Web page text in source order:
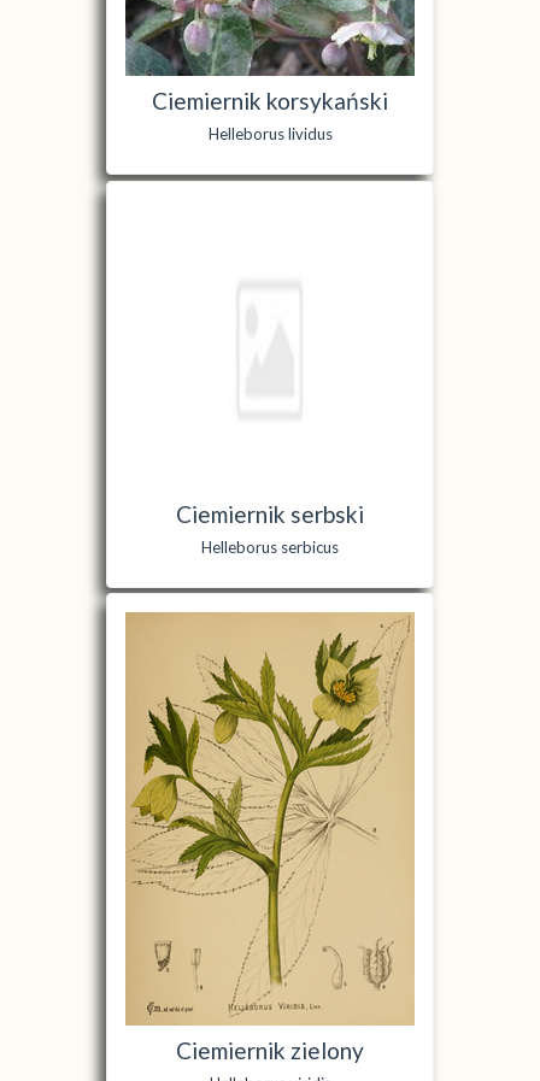
Ciemiernik korsykański
Helleborus lividus
Ciemiernik serbski
Helleborus serbicus
Ciemiernik zielony